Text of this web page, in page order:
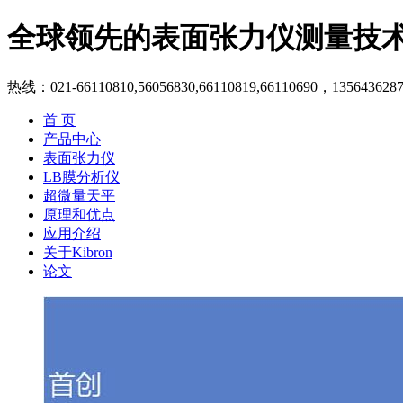
全球领先的表面张力仪测量
热线：021-66110810,56056830,66110819,66110690，
首 页
产品中心
表面张力仪
LB膜分析仪
超微量天平
原理和优点
应用介绍
关于Kibron
论文